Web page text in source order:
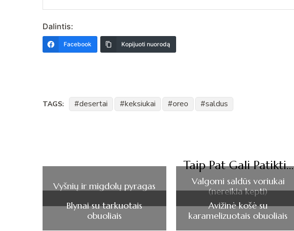
Dalintis:
Facebook Kopijuoti nuorodą
TAGS: desertai keksiukai oreo saldus
Taip Pat Gali Patikti...
Vyšnių ir migdolų pyragas
Valgomi saldūs voriukai
(nereikia kepti)
Blynai su tarkuotais
obuoliais
Avižinė košė su
karamelizuotais obuoliais